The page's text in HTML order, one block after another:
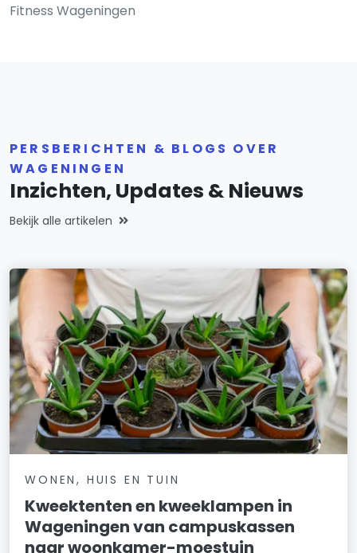
Fitness Wageningen
PERSBERICHTEN & BLOGS OVER
WAGENINGEN
Inzichten, Updates & Nieuws
Bekijk alle artikelen
WONEN, HUIS EN TUIN
Kweektenten en kweeklampen in
Wageningen van campuskassen
naar woonkamer-moestuin